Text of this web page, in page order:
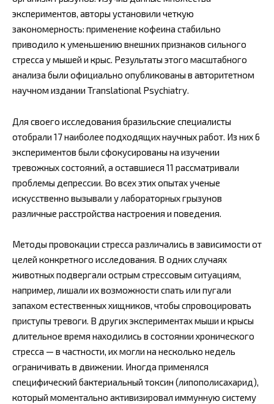
экспериментов, авторы установили четкую
закономерность: применение кофеина стабильно
приводило к уменьшению внешних признаков сильного
стресса у мышей и крыс. Результаты этого масштабного
анализа были официально опубликованы в авторитетном
научном издании Translational Psychiatry.
Для своего исследования бразильские специалисты
отобрали 17 наиболее подходящих научных работ. Из них 6
экспериментов были сфокусированы на изучении
тревожных состояний, а оставшиеся 11 рассматривали
проблемы депрессии. Во всех этих опытах ученые
искусственно вызывали у лабораторных грызунов
различные расстройства настроения и поведения.
Методы провокации стресса различались в зависимости от
целей конкретного исследования. В одних случаях
животных подвергали острым стрессовым ситуациям,
например, лишали их возможности спать или пугали
запахом естественных хищников, чтобы спровоцировать
приступы тревоги. В других экспериментах мыши и крысы
длительное время находились в состоянии хронического
стресса — в частности, их могли на несколько недель
ограничивать в движении. Иногда применялся
специфический бактериальный токсин (липополисахарид),
который моментально активизировал иммунную систему